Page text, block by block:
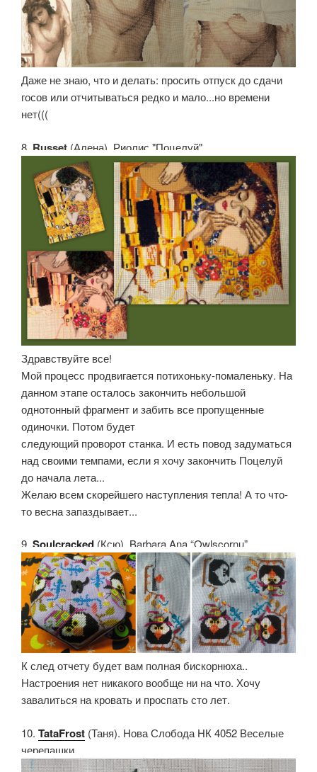
Даже не знаю, что и делать: просить отпуск до сдачи
госов или отчитываться редко и мало...но времени
нет(((
8. Russet (Алена). Риолис "Поцелуй"
Здравствуйте все!
Мой процесс продвигается потихоньку-помаленьку. На
данном этапе осталось закончить небольшой
однотонный фрагмент и забить все пропущенные
одиночки. Потом будет
следующий проворот станка. И есть повод задуматься
над своими темпами, если я хочу закончить Поцелуй
до начала лета...
Желаю всем скорейшего наступления тепла! А то что-
то весна запаздывает...
9. Soulcracked (Ксю). Barbara Ana “Owlscornu”
К след отчету будет вам полная бискорнюха..
Настроения нет никакого вообще ни на что. Хочу
завалиться на кровать и проспать сто лет.
10. TataFrost (Таня). Нова Слобода НК 4052 Веселые
черепашки